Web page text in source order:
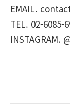
EMAIL.
TEL. 02-6085-
INSTAGRAM.